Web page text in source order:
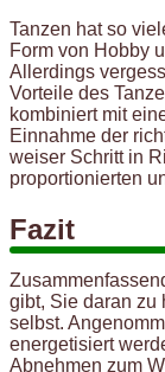
Tanzen hat so
Form von Hobby
Allerdings
Vorteile des
kombiniert mit
Einnahme der
weiser Schritt in
proportionierten
Fazit
gibt, Sie daran zu
selbst.
energetisiert
Abnehmen zum